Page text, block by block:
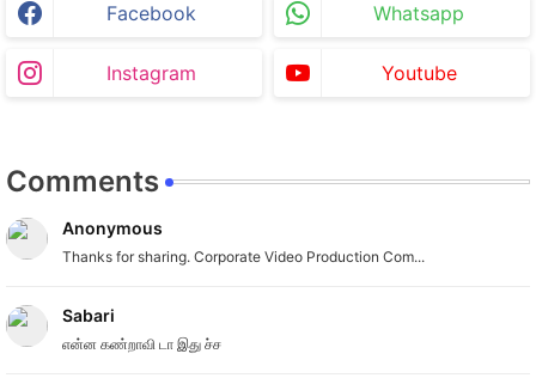
Facebook Whatsapp
Instagram Youtube
Comments
Anonymous
Thanks for sharing. Corporate Video Production Com...
Sabari
என்ன கண்றாவி டா இது ச்ச